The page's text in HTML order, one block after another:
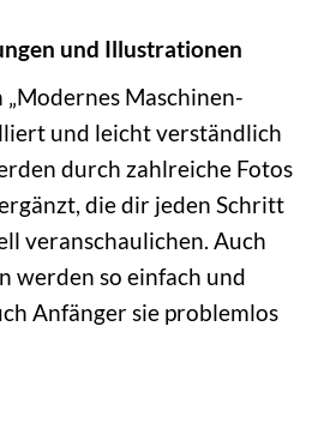
und Illustrationen
Maschinen-
und leicht verständlich
durch zahlreiche Fotos
die dir jeden Schritt
veranschaulichen. Auch
werden so einfach und
Anfänger sie problemlos